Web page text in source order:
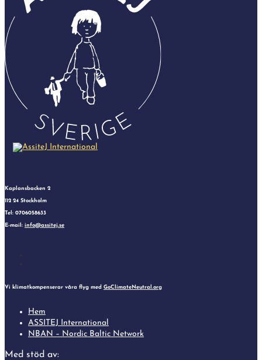
Kaplansbacken 2
112 24 Stockholm
Tel: 0706058633
E-mail: info@assitej.se
Vi klimatkompenserar våra flyg med GoClimateNeutral.org
Hem
ASSITEJ International
NBAN – Nordic Baltic Network
Med stöd av: